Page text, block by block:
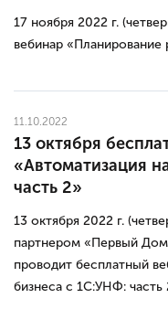
17 ноября 2022 г.
вебинар
11.10.2022
13 октября
«Автоматизация
часть 2»
13 октября 2022 г.
партнером «‎Первый Дом
проводит бесплатный
бизнеса с 1С:УНФ: часть